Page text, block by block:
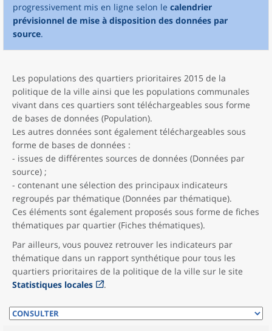
progressivement mis en ligne selon le calendrier
prévisionnel de mise à disposition des données par
source.
Les populations des quartiers prioritaires 2015 de la
politique de la ville ainsi que les populations communales
vivant dans ces quartiers sont téléchargeables sous forme
de bases de données (Population).
Les autres données sont également téléchargeables sous
forme de bases de données :
- issues de différentes sources de données (Données par
source) ;
- contenant une sélection des principaux indicateurs
regroupés par thématique (Données par thématique).
Ces éléments sont également proposés sous forme de fiches
thématiques par quartier (Fiches thématiques).
Par ailleurs, vous pouvez retrouver les indicateurs par
thématique dans un rapport synthétique pour tous les
quartiers prioritaires de la politique de la ville sur le site
Statistiques locales
.